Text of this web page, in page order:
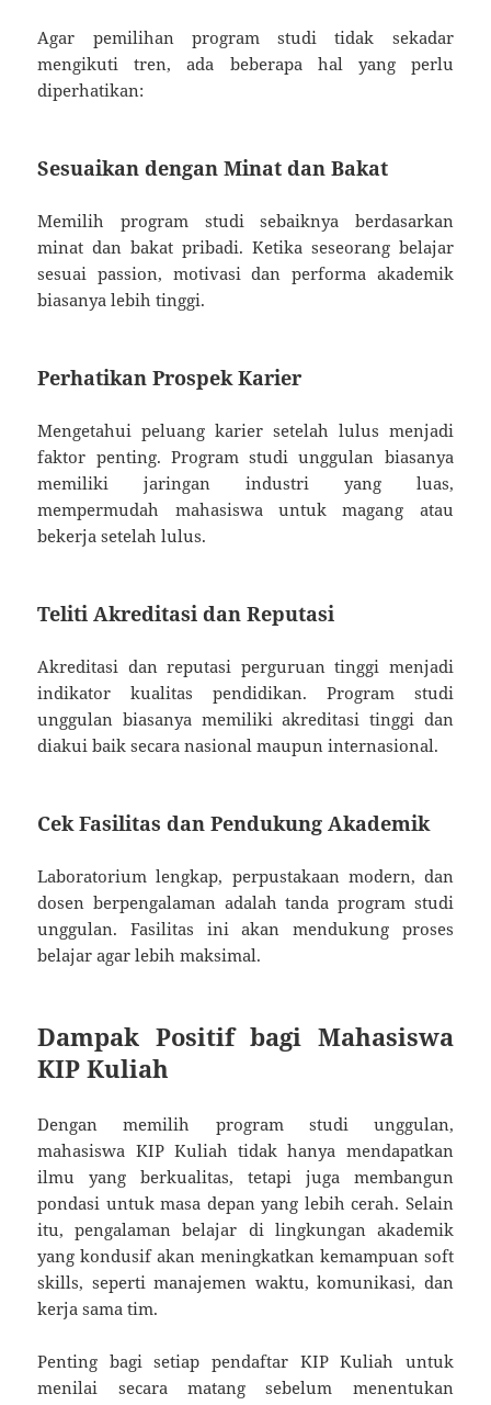
Agar pemilihan program studi tidak sekadar
mengikuti tren, ada beberapa hal yang perlu
diperhatikan:
Sesuaikan dengan Minat dan Bakat
Memilih program studi sebaiknya berdasarkan
minat dan bakat pribadi. Ketika seseorang belajar
sesuai passion, motivasi dan performa akademik
biasanya lebih tinggi.
Perhatikan Prospek Karier
Mengetahui peluang karier setelah lulus menjadi
faktor penting. Program studi unggulan biasanya
memiliki jaringan industri yang luas,
mempermudah mahasiswa untuk magang atau
bekerja setelah lulus.
Teliti Akreditasi dan Reputasi
Akreditasi dan reputasi perguruan tinggi menjadi
indikator kualitas pendidikan. Program studi
unggulan biasanya memiliki akreditasi tinggi dan
diakui baik secara nasional maupun internasional.
Cek Fasilitas dan Pendukung Akademik
Laboratorium lengkap, perpustakaan modern, dan
dosen berpengalaman adalah tanda program studi
unggulan. Fasilitas ini akan mendukung proses
belajar agar lebih maksimal.
Dampak Positif bagi Mahasiswa
KIP Kuliah
Dengan memilih program studi unggulan,
mahasiswa KIP Kuliah tidak hanya mendapatkan
ilmu yang berkualitas, tetapi juga membangun
pondasi untuk masa depan yang lebih cerah. Selain
itu, pengalaman belajar di lingkungan akademik
yang kondusif akan meningkatkan kemampuan soft
skills, seperti manajemen waktu, komunikasi, dan
kerja sama tim.
Penting bagi setiap pendaftar KIP Kuliah untuk
menilai secara matang sebelum menentukan